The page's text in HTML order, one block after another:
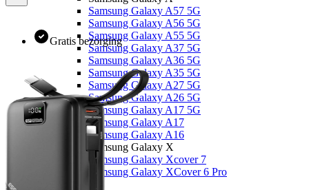
Samsung Galaxy A57 5G
Samsung Galaxy A56 5G
Samsung Galaxy A55 5G
Samsung Galaxy A37 5G
Samsung Galaxy A36 5G
Samsung Galaxy A35 5G
Samsung Galaxy A27 5G
Samsung Galaxy A26 5G
Samsung Galaxy A17 5G
Samsung Galaxy A17
Samsung Galaxy A16
Samsung Galaxy X
Samsung Galaxy Xcover 7
Samsung Galaxy XCover 6 Pro
Gratis bezorging